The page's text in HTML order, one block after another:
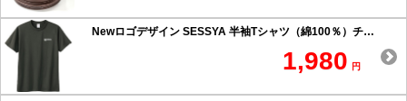
Newロゴデザイン SESSYA 半袖Tシャツ（綿100％）チャコール
1,980 円